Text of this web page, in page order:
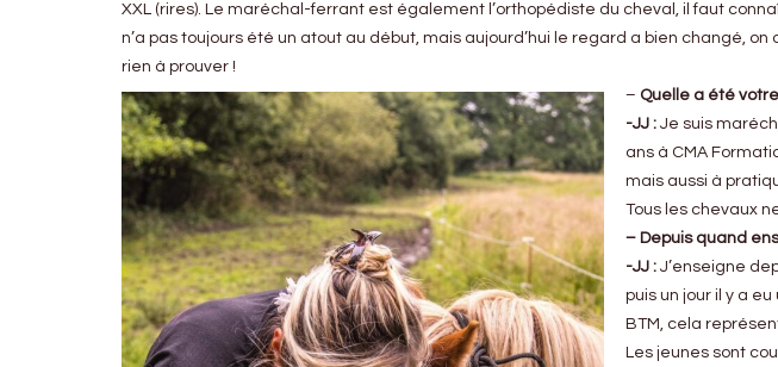
XXL (rires). Le maréchal-ferrant est également l’orthopédiste du cheval, il faut
n’a pas toujours été un atout au début, mais aujourd’hui le regard a bien changé,
rien à prouver !
– Quelle a été
-JJ : Je suis
ans à CMA
mais aussi à
Tous les chevaux
– Depuis quand
-JJ : J’enseigne
puis un jour il y a
BTM, cela
Les jeunes sont